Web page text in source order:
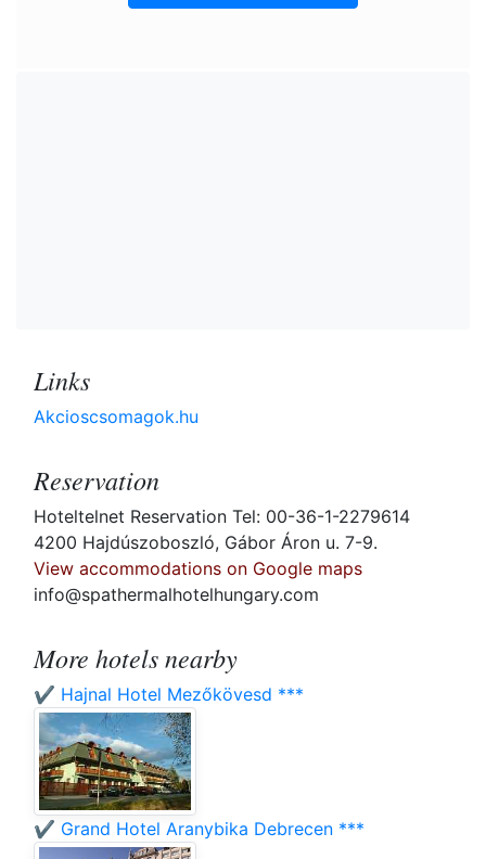
Links
Akcioscsomagok.hu
Reservation
Hoteltelnet Reservation Tel: 00-36-1-2279614
4200 Hajdúszoboszló, Gábor Áron u. 7-9.
View accommodations on Google maps
info@spathermalhotelhungary.com
More hotels nearby
✔️ Hajnal Hotel Mezőkövesd ***
✔️ Grand Hotel Aranybika Debrecen ***